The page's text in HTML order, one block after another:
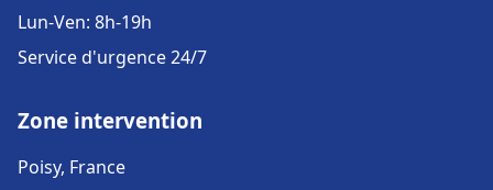
Lun-Ven: 8h-19h
Service d'urgence 24/7
Zone intervention
Poisy, France